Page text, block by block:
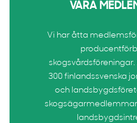
VÅRA
Vi har åtta
300 finlandssvenska
och